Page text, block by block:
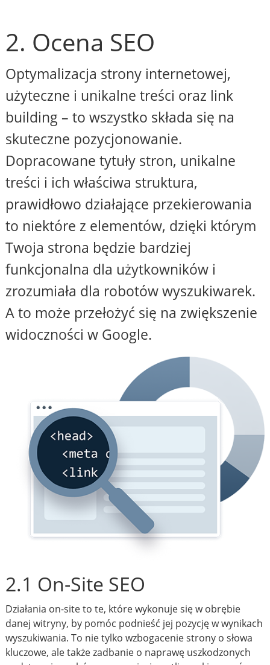
2. Ocena SEO
Optymalizacja strony internetowej,
użyteczne i unikalne treści oraz link
building – to wszystko składa się na
skuteczne pozycjonowanie.
Dopracowane tytuły stron, unikalne
treści i ich właściwa struktura,
prawidłowo działające przekierowania
to niektóre z elementów, dzięki którym
Twoja strona będzie bardziej
funkcjonalna dla użytkowników i
zrozumiała dla robotów wyszukiwarek.
A to może przełożyć się na zwiększenie
widoczności w Google.
2.1 On-Site SEO
Działania on-site to te, które wykonuje się w obrębie
danej witryny, by pomóc podnieść jej pozycję w wynikach
wyszukiwania. To nie tylko wzbogacenie strony o słowa
kluczowe, ale także zadbanie o naprawę uszkodzonych